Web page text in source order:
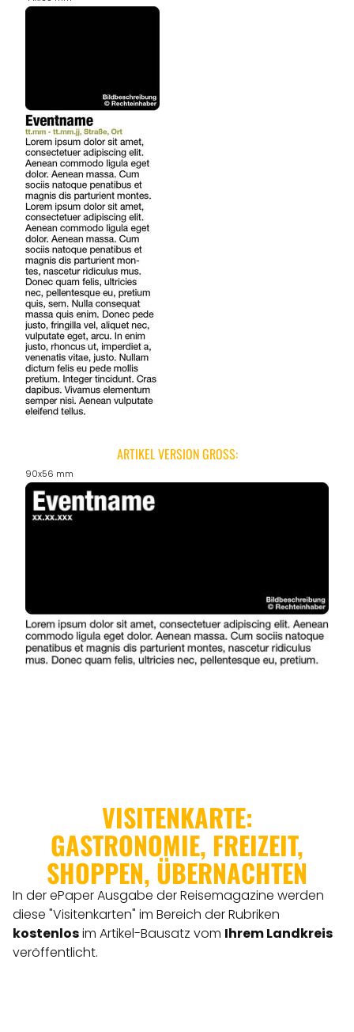
REISEFÜHRER
REISEMAGAZINE
ARTIKEL VERSION GROSS:
90x56 mm
VISITENKARTE:
GASTRONOMIE, FREIZEIT,
SHOPPEN, ÜBERNACHTEN
In der ePaper Ausgabe der Reisemagazine werden
diese "Visitenkarten" im Bereich der Rubriken
kostenlosim Artikel-Bausatz vom Ihrem Landkreis
veröffentlicht.